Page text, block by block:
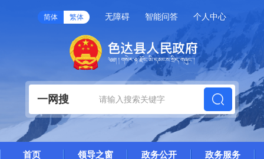
简体 繁体 无障碍 智能问答 个人中心
一网搜
首页 领导之窗 政务公开 政务服务